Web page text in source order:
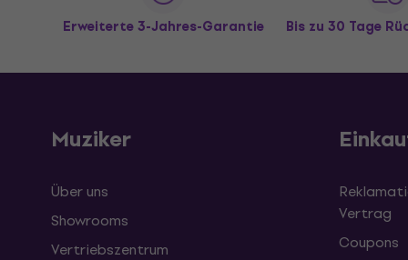
Erweiterte 3-Jahres-Garantie Bis zu 30 Tage
Muziker
Über uns
Showrooms
Vertriebszentrum
Vertrag
Coupons